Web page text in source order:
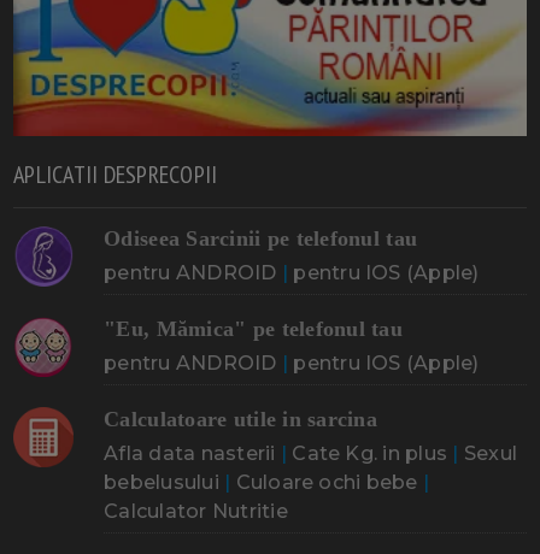
APLICATII DESPRECOPII
Odiseea Sarcinii pe telefonul tau
pentru ANDROID | pentru IOS (Apple)
"Eu, Mămica" pe telefonul tau
pentru ANDROID | pentru IOS (Apple)
Calculatoare utile in sarcina
Afla data nasterii | Cate Kg. in plus | Sexul
bebelusului | Culoare ochi bebe |
Calculator Nutritie